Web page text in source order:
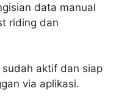
data manual
riding dan
aktif dan siap
via aplikasi.